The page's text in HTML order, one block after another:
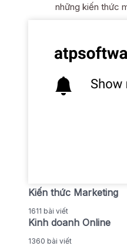
những kiến thức
Kiến thức Marketing
1611 bài viết
Kinh doanh Online
1360 bài viết